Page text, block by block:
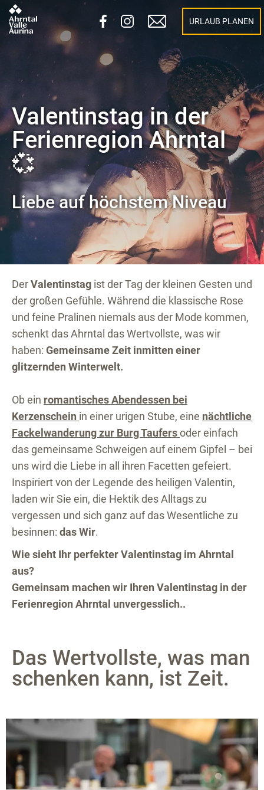
URLAUB PLANEN
Valentinstag in der
Ferienregion Ahrntal
💞
Liebe auf höchstem Niveau
DerValentinstag ist der Tag der kleinen Gesten und
der großen Gefühle. Während die klassische Rose
und feine Pralinen niemals aus der Mode kommen,
schenkt das Ahrntal das Wertvollste, was wir
haben: Gemeinsame Zeit inmitten einer
glitzernden Winterwelt.
Ob ein romantisches Abendessen bei
Kerzenschein in einer urigen Stube, eine nächtliche
Fackelwanderung zur Burg Taufersoder einfach
das gemeinsame Schweigen auf einem Gipfel – bei
uns wird die Liebe in all ihren Facetten gefeiert.
Inspiriert von der Legende des heiligen Valentin,
laden wir Sie ein, die Hektik des Alltags zu
vergessen und sich ganz auf das Wesentliche zu
besinnen: das Wir.
Wie sieht Ihr perfekter Valentinstag im Ahrntal
aus?
Gemeinsam machen wir Ihren Valentinstag in der
Ferienregion Ahrntal unvergesslich..
Das Wertvollste, was man
schenken kann, ist Zeit.